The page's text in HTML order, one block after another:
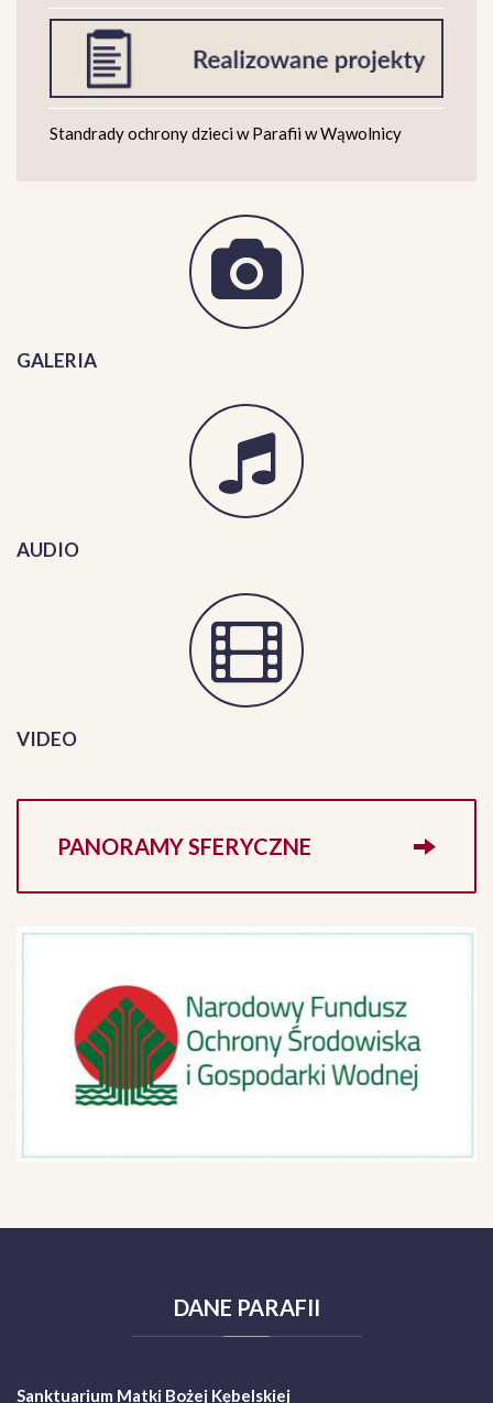
Standrady ochrony dzieci w Parafii w Wąwolnicy
GALERIA
AUDIO
VIDEO
PANORAMY SFERYCZNE
DANE PARAFII
Sanktuarium Matki Bożej Kębelskiej